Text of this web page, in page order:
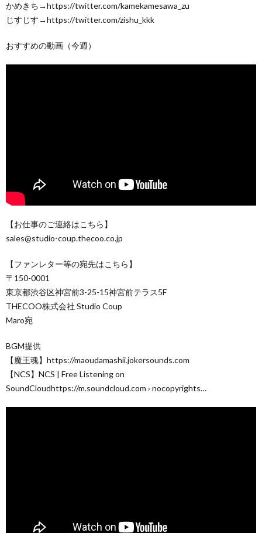
かめきち→https://twitter.com/kamekamesawa_zu
じすじす→https://twitter.com/zishu_kkk
おすすめの動画（今週）
【お仕事のご連絡はこちら】
sales@studio-coup.thecoo.co.jp
【ファンレター等の宛先はこちら】
〒150-0001
東京都渋谷区神宮前3-25-15神宮前テラス5F
THECOO株式会社 Studio Coup
Maro宛
BGM提供
【魔王魂】https://maoudamashii.jokersounds.com
【NCS】NCS | Free Listening on
SoundCloudhttps://m.soundcloud.com › nocopyrights…